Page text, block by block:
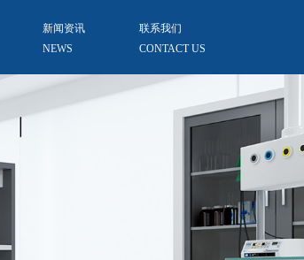
新闻资讯
NEWS
联系我们
CONTACT US